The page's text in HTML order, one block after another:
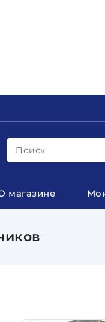
Поиск
магазине